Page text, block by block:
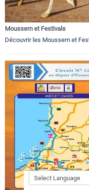
Moussem et Festivals
Découvrir les Moussem et